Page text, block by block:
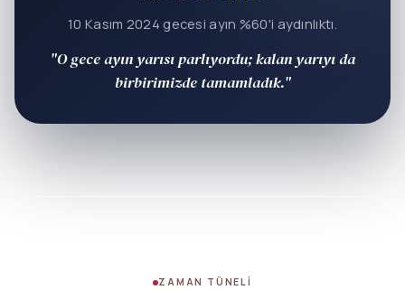
10 Kasım 2024 gecesi ayın %60'i aydınlıktı.
"O gece ayın yarısı parlıyordu; kalan yarıyı da
birbirimizde tamamladık."
ZAMAN TÜNELI